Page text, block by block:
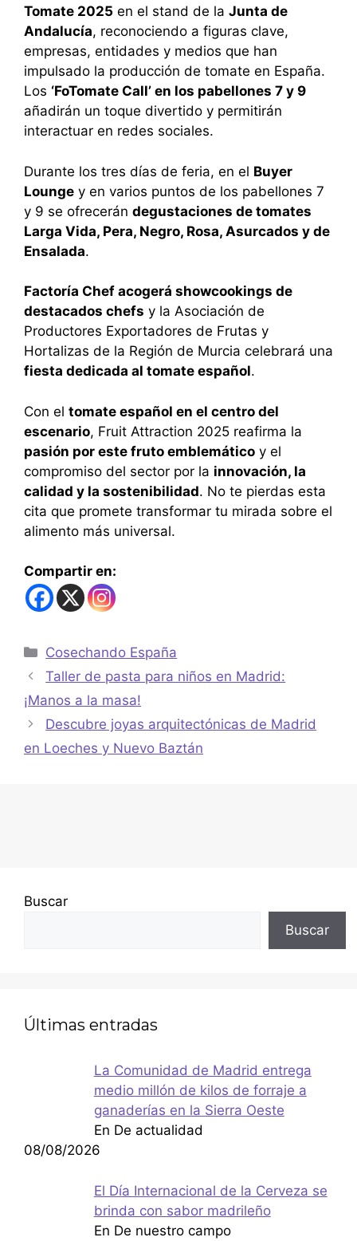
Tomate 2025 en el stand de la Junta de
Andalucía, reconociendo a figuras clave,
empresas, entidades y medios que han
impulsado la producción de tomate en España.
Los ‘FoTomate Call’ en los pabellones 7 y 9
añadirán un toque divertido y permitirán
interactuar en redes sociales.
Durante los tres días de feria, en el Buyer
Lounge y en varios puntos de los pabellones 7
y 9 se ofrecerán degustaciones de tomates
Larga Vida, Pera, Negro, Rosa, Asurcados y de
Ensalada.
Factoría Chef acogerá showcookings de
destacados chefs y la Asociación de
Productores Exportadores de Frutas y
Hortalizas de la Región de Murcia celebrará una
fiesta dedicada al tomate español.
Con el tomate español en el centro del
escenario, Fruit Attraction 2025 reafirma la
pasión por este fruto emblemático y el
compromiso del sector por la innovación, la
calidad y la sostenibilidad. No te pierdas esta
cita que promete transformar tu mirada sobre el
alimento más universal.
Compartir en:
Cosechando España
Taller de pasta para niños en Madrid:
¡Manos a la masa!
Descubre joyas arquitectónicas de Madrid
en Loeches y Nuevo Baztán
Buscar
Buscar
Últimas entradas
La Comunidad de Madrid entrega
medio millón de kilos de forraje a
ganaderías en la Sierra Oeste
En De actualidad
08/08/2026
El Día Internacional de la Cerveza se
brinda con sabor madrileño
En De nuestro campo